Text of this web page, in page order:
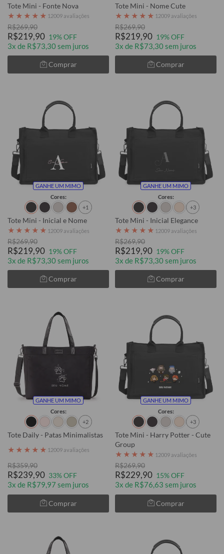
Tote Mini - Fonte Nova
★ ★ ★ ★ ★ 12009 avaliações
R$269,90
R$219,90 19% OFF
3x de R$73,30 sem juros
Comprar
Tote Mini - Nome Cute
★ ★ ★ ★ ★ 12009 avaliações
R$269,90
R$219,90 19% OFF
3x de R$73,30 sem juros
Comprar
GANHE UM MIMO
Cores:
+1
Tote Mini - Inicial e Nome
★ ★ ★ ★ ★ 12009 avaliações
R$269,90
R$219,90 19% OFF
3x de R$73,30 sem juros
Comprar
GANHE UM MIMO
Cores:
+3
Tote Mini - Inicial Elegance
★ ★ ★ ★ ★ 12009 avaliações
R$269,90
R$219,90 19% OFF
3x de R$73,30 sem juros
Comprar
GANHE UM MIMO
Cores:
+2
Tote Daily - Patas Minimalistas
★ ★ ★ ★ ★ 12009 avaliações
R$359,90
R$239,90 33% OFF
3x de R$79,97 sem juros
Comprar
GANHE UM MIMO
Cores:
+3
Tote Mini - Harry Potter - Cute
Group
★ ★ ★ ★ ★ 12009 avaliações
R$269,90
R$229,90 15% OFF
3x de R$76,63 sem juros
Comprar